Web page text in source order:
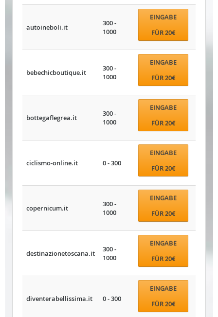
autoineboli.it
300 -
1000
EINGABE
FÜR 20€
bebechicboutique.it
300 -
1000
EINGABE
FÜR 20€
bottegaflegrea.it
300 -
1000
EINGABE
FÜR 20€
ciclismo-online.it 0 - 300
EINGABE
FÜR 20€
copernicum.it
300 -
1000
EINGABE
FÜR 20€
destinazionetoscana.it
300 -
1000
EINGABE
FÜR 20€
diventerabellissima.it 0 - 300
EINGABE
FÜR 20€